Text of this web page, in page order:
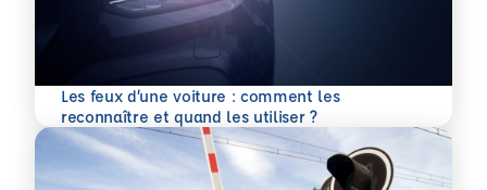
Les feux d’une voiture : comment les
reconnaître et quand les utiliser ?
En savoir plus